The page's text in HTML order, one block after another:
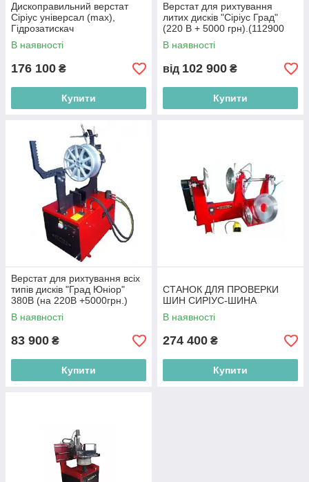
Дископравильний верстат
Сіріус універсал (max),
Гідрозатискач
В наявності
176 100 ₴
Купити
Верстат для рихтування
литих дисків "Сіріус Град"
(220 В + 5000 грн).(112900
грн із конусами та знімним
нарізним валом
В наявності
від 102 900 ₴
Купити
Верстат для рихтування всіх
типів дисків "Град Юніор"
380В (на 220В +5000грн.)
В наявності
83 900 ₴
Купити
СТАНОК ДЛЯ ПРОВЕРКИ
ШИН СИРІУС-ШИНА
В наявності
274 400 ₴
Купити